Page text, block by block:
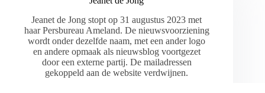
Jeanet de Jong stopt op 31 augustus 2023 met
haar Persbureau Ameland. De nieuwsvoorziening
wordt onder dezelfde naam, met een ander logo
en andere opmaak als nieuwsblog voortgezet
door een externe partij. De mailadressen
gekoppeld aan de website verdwijnen.